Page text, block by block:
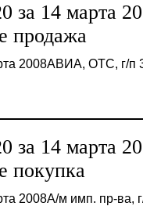
за 14 марта
продажа
2008АВИА, ОТС, г/п
за 14 марта
покупка
2008А/м имп. пр-ва,